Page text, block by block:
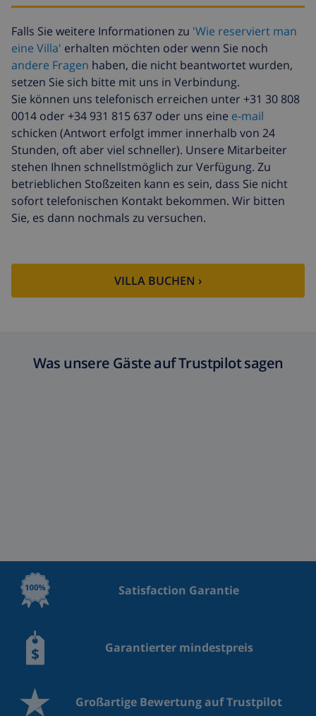
Zusätzliche
reinigung
basiert auf den
Energieverbrauch
(52,77 $/HOUR)
Reiserücktrittsfonds:
4.80% der Gesamtsumme
Falls Sie weitere Informationen zu 'Wie reserviert man
eine Villa' erhalten möchten oder wenn Sie noch
andere Fragen haben, die nicht beantwortet wurden,
setzen Sie sich bitte mit uns in Verbindung.
Sie können uns telefonisch erreichen unter +31 30 808
0014 oder +34 931 815 637 oder uns eine e-mail
schicken (Antwort erfolgt immer innerhalb von 24
Stunden, oft aber viel schneller). Unsere Mitarbeiter
stehen Ihnen schnellstmöglich zur Verfügung. Zu
betrieblichen Stoßzeiten kann es sein, dass Sie nicht
sofort telefonischen Kontakt bekommen. Wir bitten
Sie, es dann nochmals zu versuchen.
VILLA BUCHEN ›
Was unsere Gäste auf Trustpilot sagen
Satisfaction Garantie
Garantierter mindestpreis
Großartige Bewertung auf Trustpilot